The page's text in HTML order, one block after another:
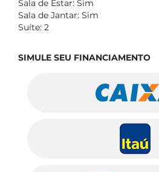
Sala de Estar: Sim
Sala de Jantar: Sim
Suíte: 2
SIMULE SEU FINANCIAMENTO